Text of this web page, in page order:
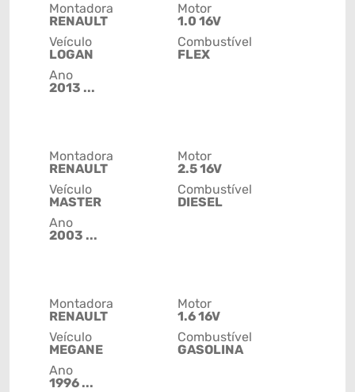
Montadora
RENAULT
Veículo
LOGAN
Ano
2013 ...
Motor
1.0 16V
Combustível
FLEX
Montadora
RENAULT
Veículo
MASTER
Ano
2003 ...
Motor
2.5 16V
Combustível
DIESEL
Montadora
RENAULT
Veículo
MEGANE
Ano
1996 ...
Motor
1.6 16V
Combustível
GASOLINA